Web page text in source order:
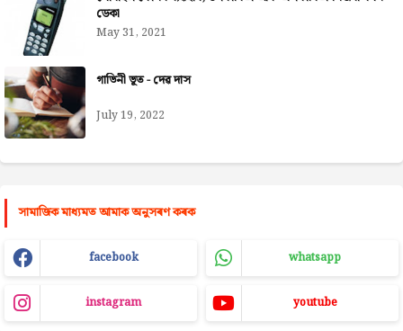
ডেকা
May 31, 2021
গাভিনী ভূত - দেৱ দাস
July 19, 2022
সামাজিক মাধ্যমত আমাক অনুসৰণ কৰক
facebook whatsapp
instagram youtube